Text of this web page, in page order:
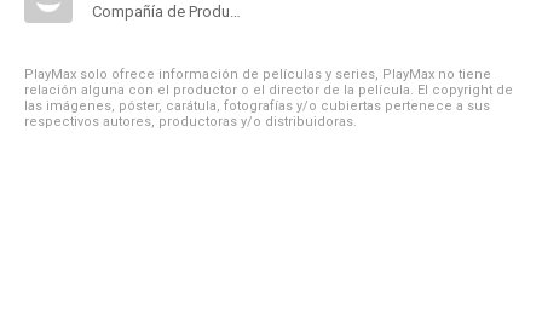
Compañía de Produccion
PlayMax solo ofrece información de películas y series, PlayMax no tiene
relación alguna con el productor o el director de la película. El copyright de
las imágenes, póster, carátula, fotografías y/o cubiertas pertenece a sus
respectivos autores, productoras y/o distribuidoras.